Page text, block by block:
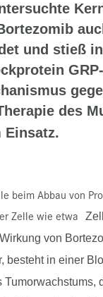
und stieß
des
Einsatz.
beim Abbau von
Zelle wie etwa
von
besteht in einer